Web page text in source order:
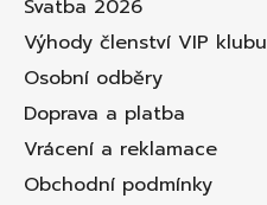
Svatba 2026
Výhody členství VIP klubu
Osobní odběry
Doprava a platba
Vrácení a reklamace
Obchodní podmínky